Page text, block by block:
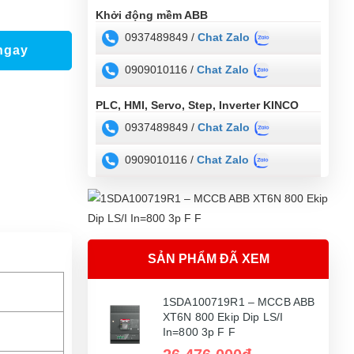
Khởi động mềm ABB
0937489849 / Chat Zalo
0909010116 / Chat Zalo
PLC, HMI, Servo, Step, Inverter KINCO
0937489849 / Chat Zalo
0909010116 / Chat Zalo
SẢN PHẨM ĐÃ XEM
1SDA100719R1 – MCCB ABB
XT6N 800 Ekip Dip LS/I
In=800 3p F F